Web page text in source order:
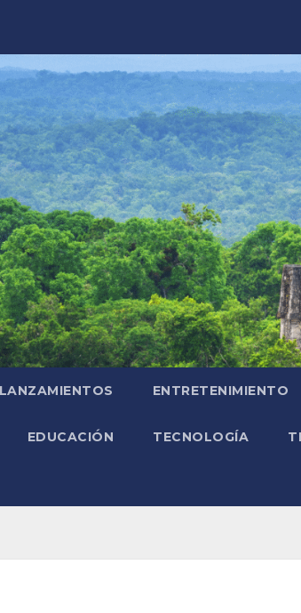
LANZAMIENTOS ENTRETENIMIENTO
EDUCACIÓN TECNOLOGÍA